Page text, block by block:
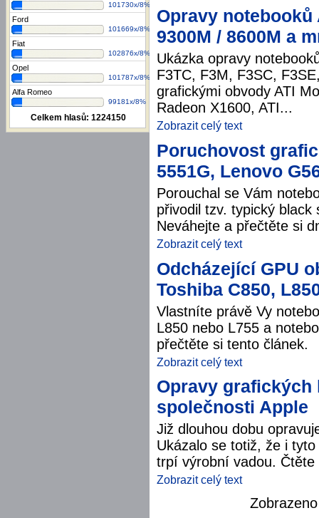
101730x/8%
Ford
101669x/8%
Fiat
102876x/8%
Opel
101787x/8%
Alfa Romeo
99181x/8%
Celkem hlasů: 1224150
Opravy notebooků
9300M / 8600M a
Ukázka opravy
F3TC, F3M, F3SC,
grafickými obvody ATI
Radeon X1600, ATI...
Zobrazit celý text
Poruchovost
5551G, Lenovo
Porouchal se Vám
přivodil tzv. typický
Neváhejte a přečtěte si
Zobrazit celý text
Odcházející GPU
Toshiba C850,
Vlastníte právě Vy
L850 nebo L755 a
přečtěte si tento článek.
Zobrazit celý text
Opravy grafických
společnosti Apple
Již dlouhou dobu
Ukázalo se totiž, že i
trpí výrobní vadou.
Zobrazit celý text